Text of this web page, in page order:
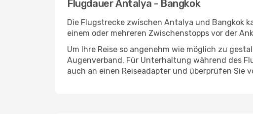
Flugdauer Antalya - Bangkok
Die Flugstrecke zwischen Antalya und Bangkok
einem oder mehreren Zwischenstopps vor der
Um Ihre Reise so angenehm wie möglich zu
Augenverband. Für Unterhaltung während des
auch an einen Reiseadapter und überprüfen Sie